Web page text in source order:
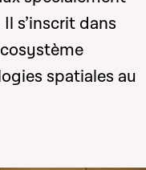
s’inscrit dans
spatiales au